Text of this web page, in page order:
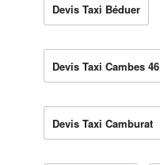
Devis Taxi Béduer
Devis Taxi Cambes 46
Devis Taxi Camburat